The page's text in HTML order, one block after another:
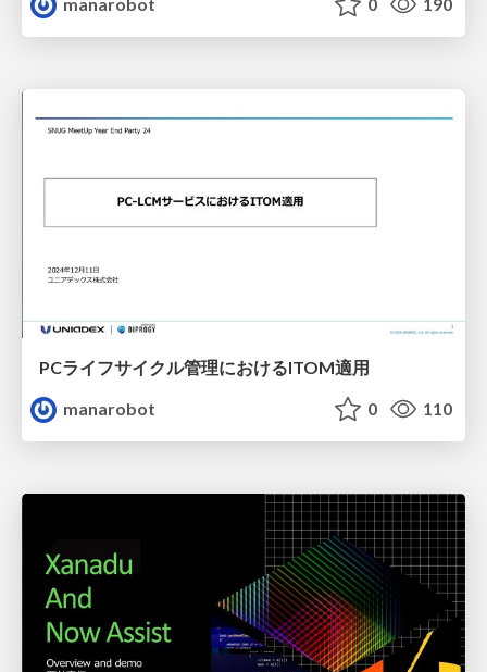
PCライフサイクル管理におけるITOM適用
manarobot
0 110